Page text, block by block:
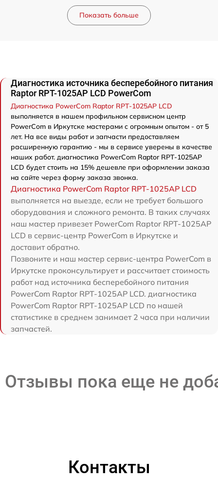
Показать больше
Диагностика источника бесперебойного питания
Raptor RPT-1025AP LCD PowerCom
Диагностика PowerCom Raptor RPT-1025AP LCD
выполняется в нашем профильном сервисном центр
PowerCom в Иркутске мастерами с огромным опытом - от 5
лет. На все виды работ и запчасти предоставляем
расширенную гарантию - мы в сервисе уверены в качестве
наших работ. диагностика PowerCom Raptor RPT-1025AP
LCD будет стоить на 15% дешевле при оформлении заказа
на сайте через форму заказа звонка.
Диагностика PowerCom Raptor RPT-1025AP LCD
выполняется на выезде, если не требует большого
оборудования и сложного ремонта. В таких случаях
наш мастер привезет PowerCom Raptor RPT-1025AP
LCD в сервис-центр PowerCom в Иркутске и
доставит обратно.
Позвоните и наш мастер сервис-центра PowerCom в
Иркутске проконсультирует и рассчитает стоимость
работ над источника бесперебойного питания
PowerCom Raptor RPT-1025AP LCD. диагностика
PowerCom Raptor RPT-1025AP LCD по нашей
статистике в среднем занимает 2 часа при наличии
запчастей.
Отзывы пока еще не
Контакты